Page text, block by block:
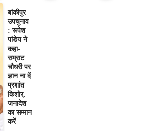
बांकीपुर
उपचुनाव
: रूपेश
पांडेय ने
कहा-
सम्राट
चौधरी पर
ज्ञान ना दें
प्रशांत
किशोर,
जनादेश
का सम्मान
करें